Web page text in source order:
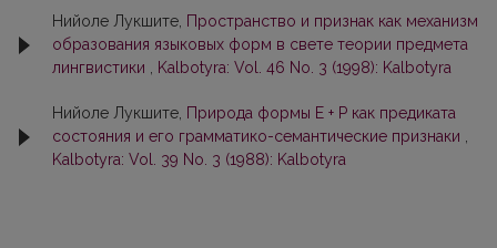
Нийоле Лукшите, Пространство и признак как механизм
образования языковых форм в свете теории предмета
лингвиcтики
Kalbotyra: Vol. 46 No. 3 (1998): Kalbotyra
Нийоле Лукшите, Природа формы Е + Р как предиката
состояния и его грамматикo-семантические признаки
Kalbotyra: Vol. 39 No. 3 (1988): Kalbotyra